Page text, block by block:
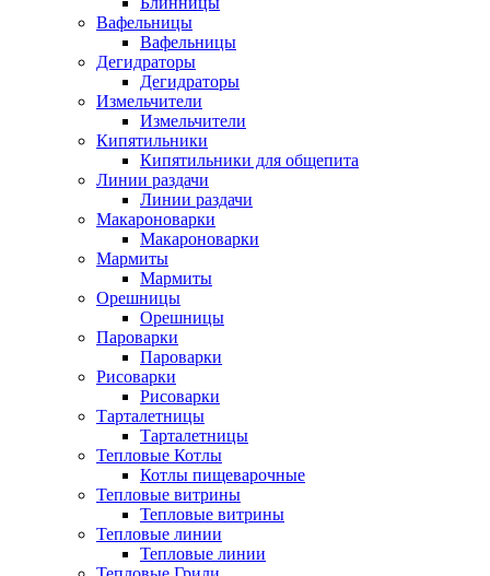
Вафельницы
Вафельницы
Дегидраторы
Дегидраторы
Измельчители
Измельчители
Кипятильники
Кипятильники для общепита
Линии раздачи
Линии раздачи
Макароноварки
Макароноварки
Мармиты
Мармиты
Орешницы
Орешницы
Пароварки
Пароварки
Рисоварки
Рисоварки
Тарталетницы
Тарталетницы
Тепловые Котлы
Котлы пищеварочные
Тепловые витрины
Тепловые витрины
Тепловые линии
Тепловые линии